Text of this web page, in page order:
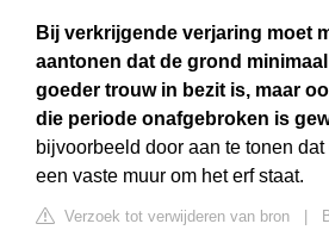
Bij verkrijgende verjaring moet
aantonen dat de grond
goeder trouw in bezit is, maar
die periode onafgebroken is
bijvoorbeeld door aan te tonen
een vaste muur om het erf staat.
Verzoek tot verwijderen van bron